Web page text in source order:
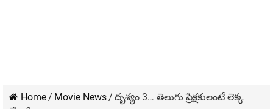
Home/ Movie News/ దృశ్యం 3… తెలుగు ప్రేక్షకులంటే లెక్క